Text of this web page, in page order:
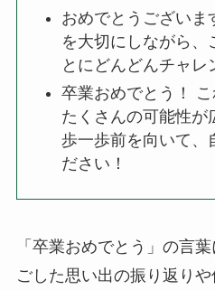
おめでとうございま
を大切にしながら、
とにどんどんチャレ
卒業おめでとう！ こ
たくさんの可能性が
歩一歩前を向いて、
ださい！
「卒業おめでとう」の言
ごした思い出の振り返り